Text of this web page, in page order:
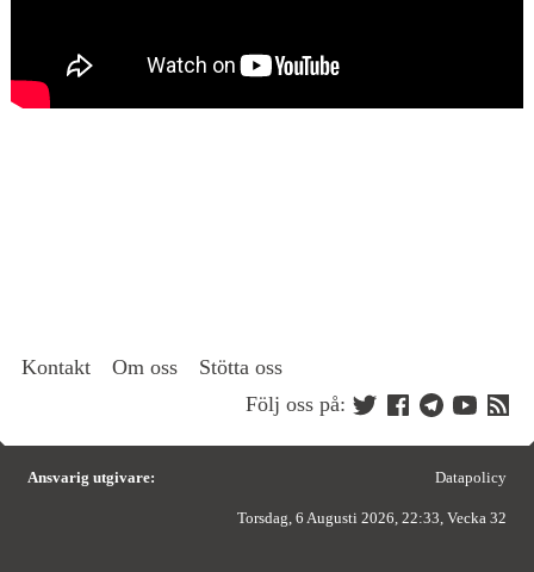
Kontakt Om oss
Stötta oss
Följ oss på:
Ansvarig utgivare: Datapolicy
Torsdag, 6 Augusti 2026, 22:33, Vecka 32